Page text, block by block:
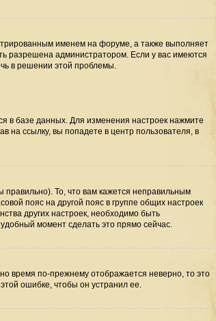
именем на форуме, а также выполняет
разрешена администратором. Если у вас имеются
в решении этой проблемы.
в базе данных. Для изменения настроек нажмите
на ссылку, вы попадете в центр пользователя, в
То, что вам кажется неправильным
пояс на другой пояс в группе общих настроек
других настроек, необходимо быть
момент сделать это прямо сейчас.
время по-прежнему отображается неверно, то это
ошибке, чтобы он устранил ее.